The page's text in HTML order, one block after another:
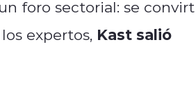
foro sectorial: se
expertos, Kast salió